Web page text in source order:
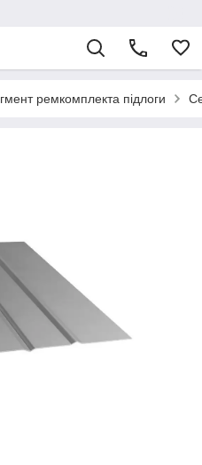
ремкомплекта підлоги